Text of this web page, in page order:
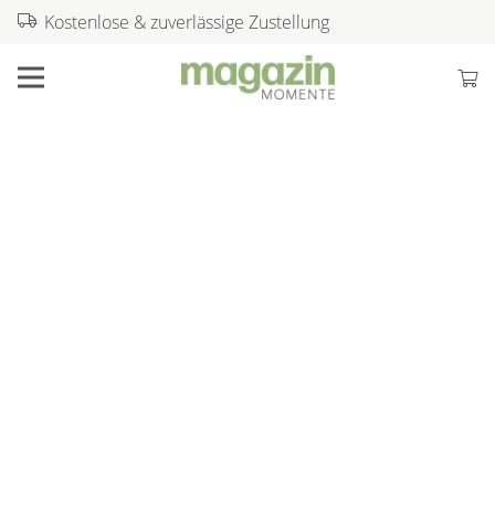
Kostenlose & zuverlässige Zustellung